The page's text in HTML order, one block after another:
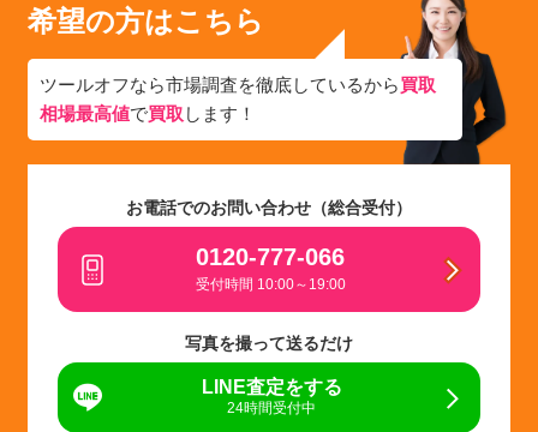
希望の方はこちら
ツールオフなら市場調査を徹底しているから買取
相場最高値で買取 します！
お電話でのお問い合わせ（総合受付）
0120-777-066
受付時間 10:00～19:00
写真を撮って送るだけ
LINE査定をする
24時間受付中